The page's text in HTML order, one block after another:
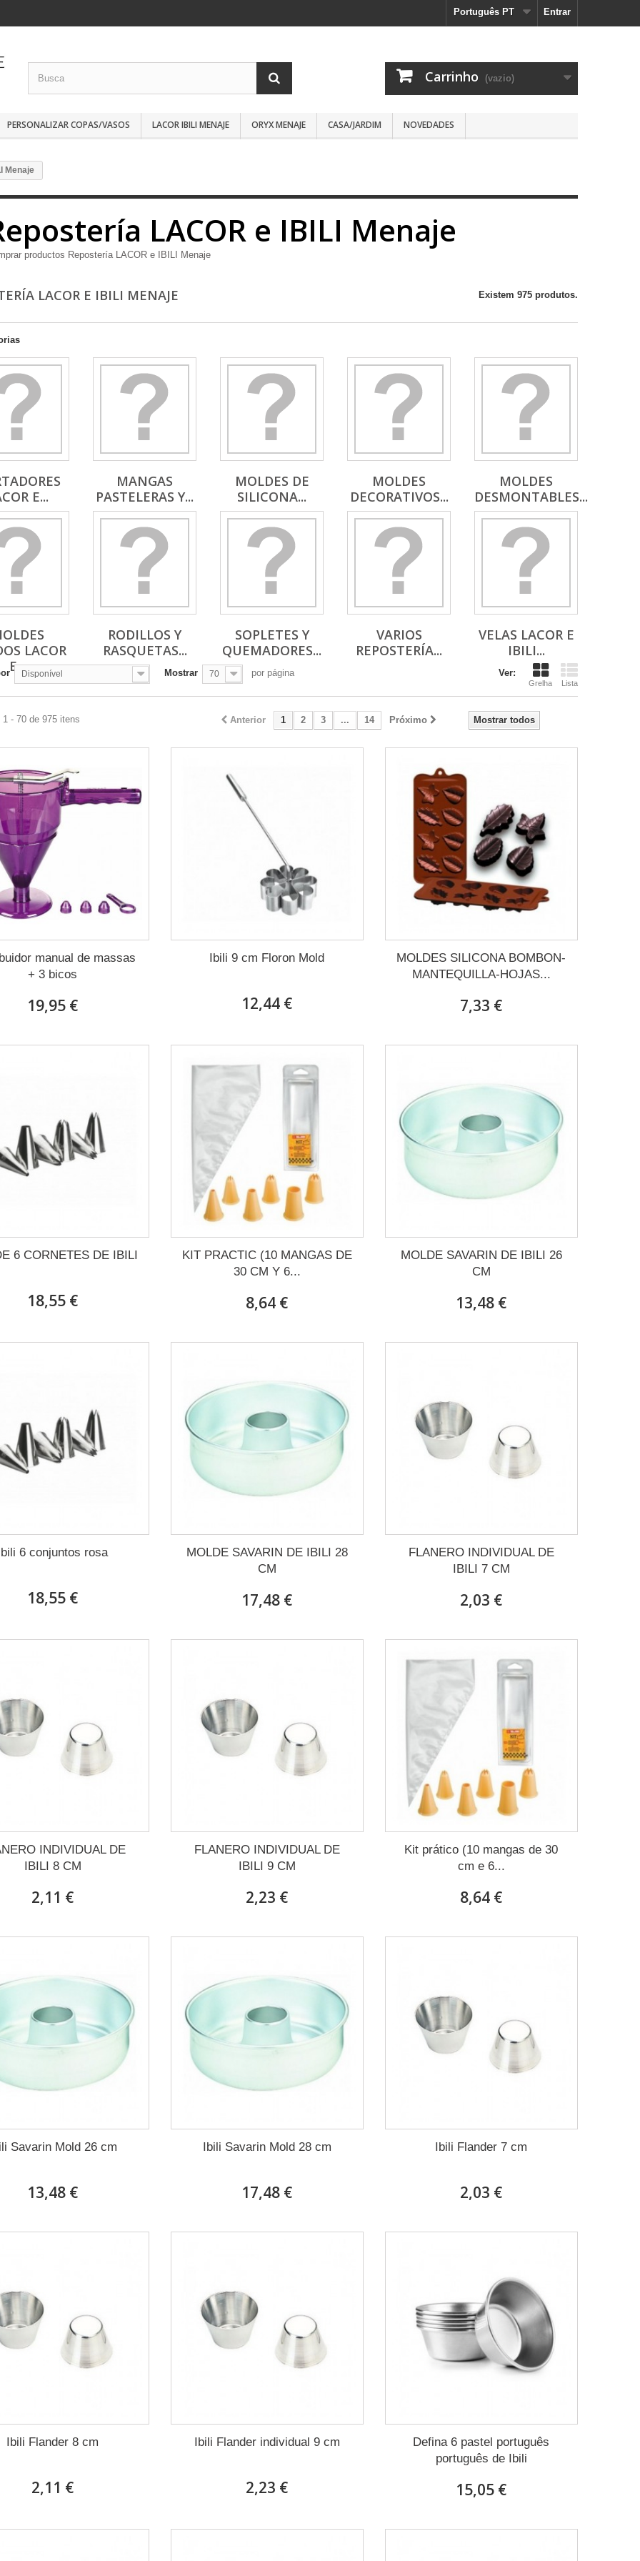
Entrar
Português PT
Carrinho (vazio)
PERSONALIZAR COPAS/VASOS LACOR IBILI MENAJE ORYX MENAJE CASA/JARDIM NOVEDADES
Menaje
LACOR e IBILI Menaje
productos Repostería LACOR e IBILI Menaje
LACOR E IBILI MENAJE Existem 975 produtos.
E...
MANGAS
PASTELERAS Y...
MOLDES DE
SILICONA...
MOLDES
DECORATIVOS...
MOLDES
DESMONTABLES...
LACOR
E...
RODILLOS Y
RASQUETAS...
SOPLETES Y
QUEMADORES...
VARIOS
REPOSTERÍA...
VELAS LACOR E
IBILI...
Ver:
Grelha Lista
Disponível Mostrar 70 por página
Mostrar todos
Anterior 1 2 3 ... 14 Próximo
1 - 70 de 975 itens
manual de massas
+ 3 bicos
19,95 €
Ibili 9 cm Floron Mold
12,44 €
MOLDES SILICONA BOMBON-
MANTEQUILLA-HOJAS...
7,33 €
6 CORNETES DE IBILI
18,55 €
KIT PRACTIC (10 MANGAS DE
30 CM Y 6...
8,64 €
MOLDE SAVARIN DE IBILI 26
CM
13,48 €
6 conjuntos rosa
18,55 €
MOLDE SAVARIN DE IBILI 28
CM
17,48 €
FLANERO INDIVIDUAL DE
IBILI 7 CM
2,03 €
INDIVIDUAL DE
IBILI 8 CM
2,11 €
FLANERO INDIVIDUAL DE
IBILI 9 CM
2,23 €
Kit prático (10 mangas de 30
cm e 6...
8,64 €
Savarin Mold 26 cm
13,48 €
Ibili Savarin Mold 28 cm
17,48 €
Ibili Flander 7 cm
2,03 €
Ibili Flander 8 cm
2,11 €
Ibili Flander individual 9 cm
2,23 €
Defina 6 pastel português
português de Ibili
15,05 €